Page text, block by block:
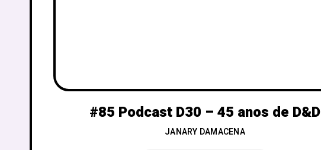
#85 Podcast D30 – 45 anos de D&D
JANARY DAMACENA